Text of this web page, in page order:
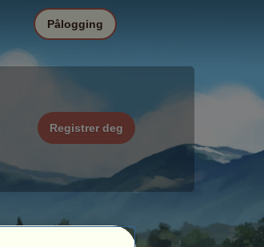
Registrer deg
Pålogging